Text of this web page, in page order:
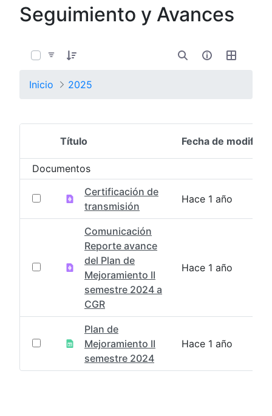
Seguimiento y Avances
Inicio 2025
Selección del elemento
Título Fecha de
Documentos
Certificación de
transmisión
Hace 1 año
Comunicación
Reporte avance
del Plan de
Mejoramiento II
semestre 2024 a
CGR
Hace 1 año
Plan de
Mejoramiento II
semestre 2024
Hace 1 año